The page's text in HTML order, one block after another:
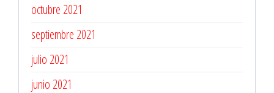
octubre 2021
septiembre 2021
julio 2021
junio 2021